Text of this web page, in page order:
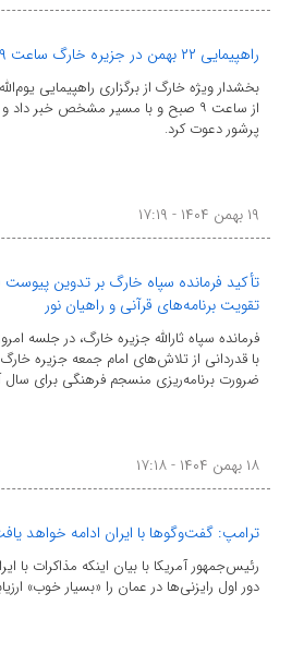
راهپیمایی ۲۲ بهمن در جزیره خارگ ساعت ۹ صبح برگزار می‌شود
از ساعت ۹ صبح و با مسیر مشخص خبر
پرشور دعوت کرد.
۱۹ بهمن ۱۴۰۴ - ۱۷:۱۹
تأکید فرمانده سپاه خارگ بر تدوین
تقویت برنامه‌های قرآنی و راهیان نور
فرمانده سپاه ثارالله جزیره خارگ، در جلسه
با قدردانی از تلاش‌های امام جمعه جزیره
ضرورت برنامه‌ریزی منسجم فرهنگی برای سال
۱۸ بهمن ۱۴۰۴ - ۱۷:۱۸
ترامپ: گفت‌وگوها با ایران ادامه خواهد
رئیس‌جمهور آمریکا با بیان اینکه مذاکرات با
دور اول رایزنی‌ها در عمان را «بسیار خوب»